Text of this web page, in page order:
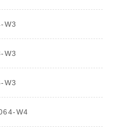
W3
W3
W3
W4